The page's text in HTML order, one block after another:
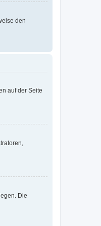
den
auf der Seite
Die